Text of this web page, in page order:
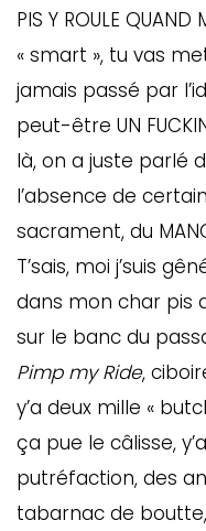
PIS Y ROULE QUAND
« smart », tu vas
jamais passé par
peut-être UN
là, on a juste parlé
l’absence de
sacrament, du
T’sais, moi j’suis
dans mon char pis
sur le banc du
Pimp my Ride,
y’a deux mille «
ça pue le câlisse,
putréfaction, des
tabarnac de boutte,